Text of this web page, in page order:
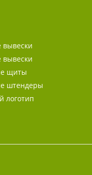
вывески
щиты
штендеры
логотип